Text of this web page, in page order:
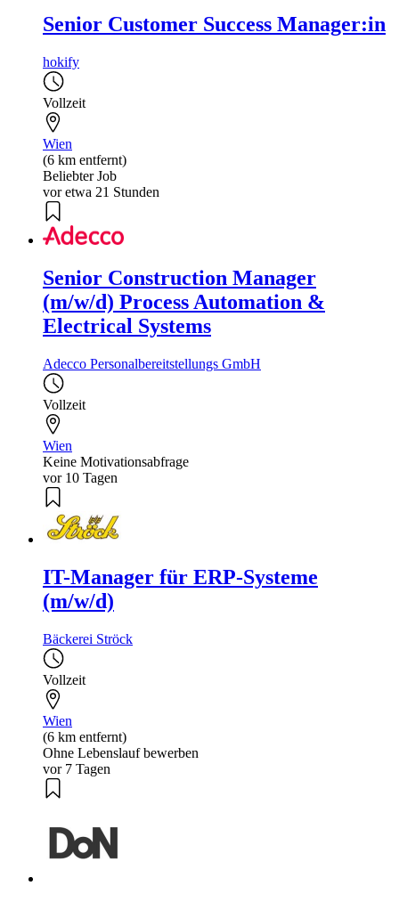
Senior Customer Success Manager:in
hokify
Vollzeit
Wien
(6 km entfernt)
Beliebter Job
vor etwa 21 Stunden
Senior Construction Manager
(m/w/d) Process Automation &
Electrical Systems
Adecco Personalbereitstellungs GmbH
Vollzeit
Wien
Keine Motivationsabfrage
vor 10 Tagen
IT-Manager für ERP-Systeme
(m/w/d)
Bäckerei Ströck
Vollzeit
Wien
(6 km entfernt)
Ohne Lebenslauf bewerben
vor 7 Tagen